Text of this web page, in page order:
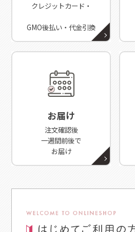
クレジットカード・
GMO後払い・代金引換
お届け
注文確認後
一週間前後で
お届け